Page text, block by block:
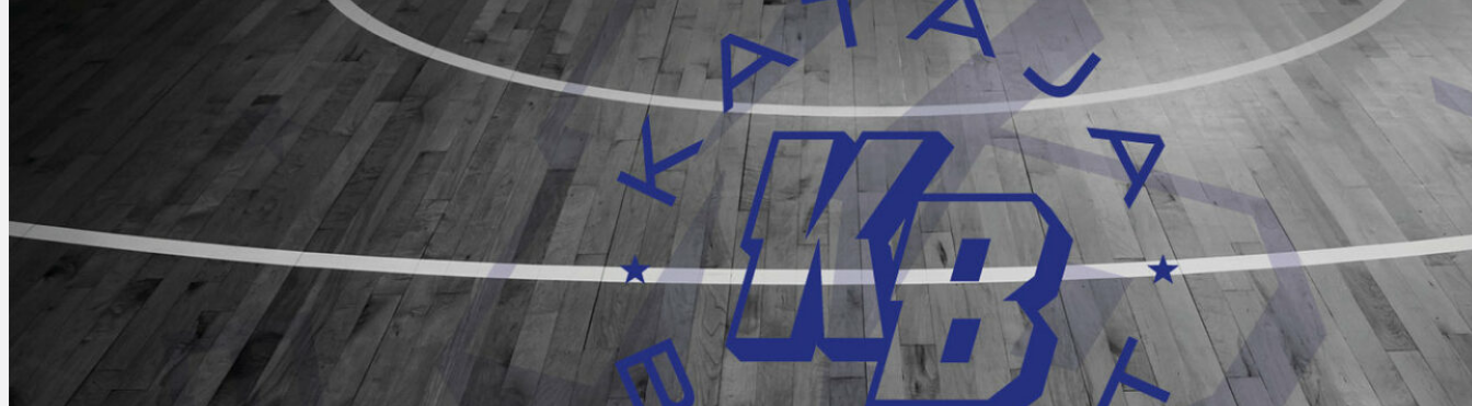
Seagulls
hankki taitoa
ja kokemusta
kokoonpanoo
nsa kahden
pelaajan
edestä